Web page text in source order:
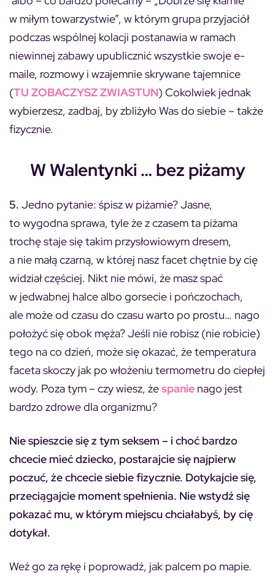
w miłym towarzystwie”, w którym grupa przyjaciół
podczas wspólnej kolacji postanawia w ramach
niewinnej zabawy upublicznić wszystkie swoje e-
maile, rozmowy i wzajemnie skrywane tajemnice
(TU ZOBACZYSZ ZWIASTUN) Cokolwiek jednak
wybierzesz, zadbaj, by zbliżyło Was do siebie – także
fizycznie.
W Walentynki … bez piżamy
5. Jedno pytanie: śpisz w piżamie? Jasne,
to wygodna sprawa, tyle że z czasem ta piżama
trochę staje się takim przysłowiowym dresem,
a nie małą czarną, w której nasz facet chętnie by cię
widział częściej. Nikt nie mówi, że masz spać
w jedwabnej halce albo gorsecie i pończochach,
ale może od czasu do czasu warto po prostu… nago
położyć się obok męża? Jeśli nie robisz (nie robicie)
tego na co dzień, może się okazać, że temperatura
faceta skoczy jak po włożeniu termometru do ciepłej
wody. Poza tym – czy wiesz, żespanie nago jest
bardzo zdrowe dla organizmu?
Nie spieszcie się z tym seksem – i choć bardzo
chcecie mieć dziecko, postarajcie się najpierw
poczuć, że chcecie siebie fizycznie. Dotykajcie się,
przeciągajcie moment spełnienia. Nie wstydź się
pokazać mu, w którym miejscu chciałabyś, by cię
dotykał.
Weź go za rękę i poprowadź, jak palcem po mapie.